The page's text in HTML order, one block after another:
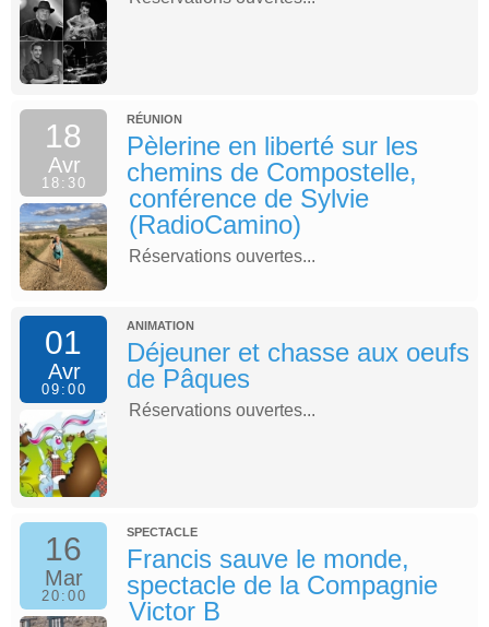
18
Avr
18:30
RÉUNION
Pèlerine en liberté sur les
chemins de Compostelle,
conférence de Sylvie
(RadioCamino)
Réservations ouvertes...
01
Avr
09:00
ANIMATION
Déjeuner et chasse aux oeufs
de Pâques
Réservations ouvertes...
16
Mar
20:00
SPECTACLE
Francis sauve le monde,
spectacle de la Compagnie
Victor B